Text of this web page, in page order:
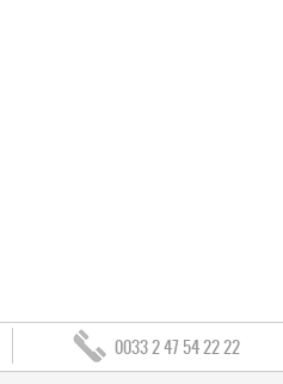
0033 2 47 54 22 22